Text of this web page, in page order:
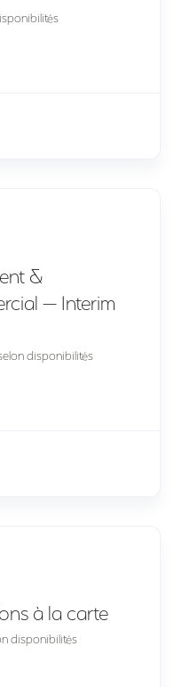
&
— Interim
disponibilités
à la carte
disponibilités